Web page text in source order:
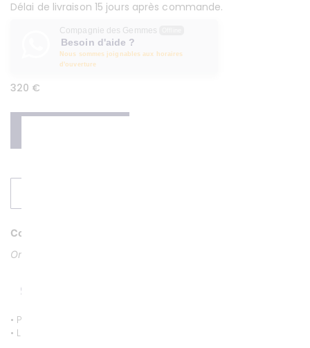
Délai de livraison 15 jours après commande.
Compagnie des Gemmes
Besoin d'aide ?
Nous sommes joignables aux horaires
d'ouverture
320 €
Couleur
Or jaune 18K ou 750/1000
• Paiement par CB entièrement sécurisé.
• Livraison gratuite.